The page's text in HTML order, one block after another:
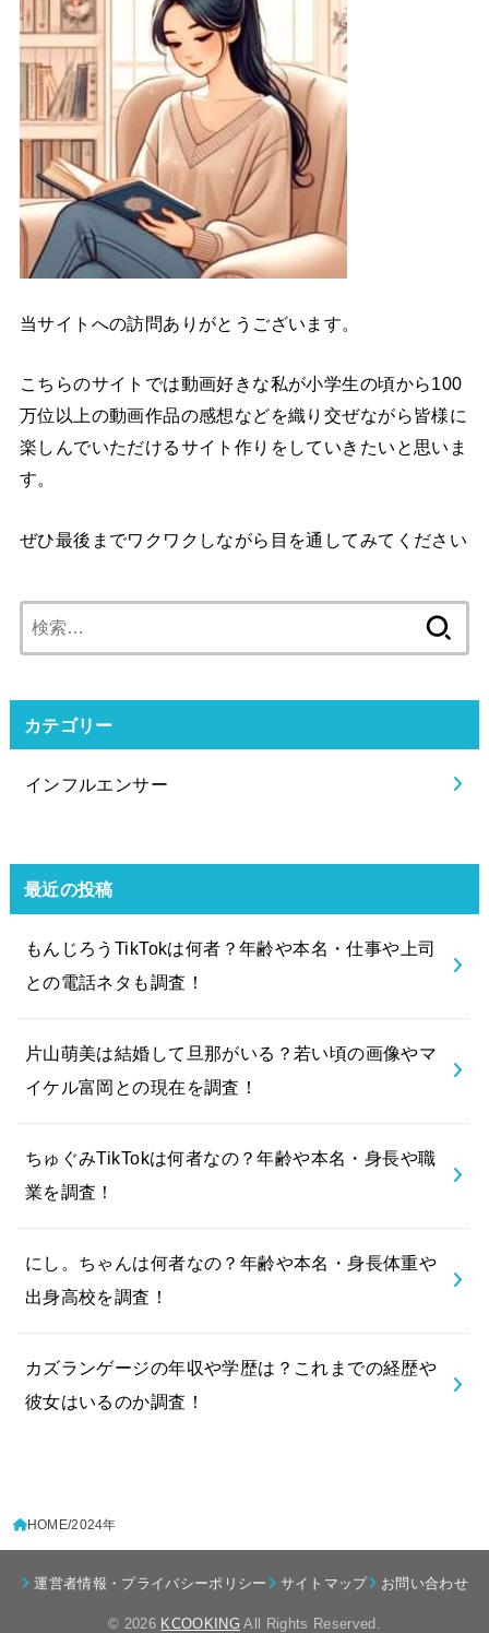
当サイトへの訪問ありがとうございます。
こちらのサイトでは動画好きな私が小学生の頃から100
万位以上の動画作品の感想などを織り交ぜながら皆様に
楽しんでいただけるサイト作りをしていきたいと思いま
す。
ぜひ最後までワクワクしながら目を通してみてください
索:
カテゴリー
インフルエンサー
最近の投稿
もんじろうTikTokは何者？年齢や本名・仕事や上司
との電話ネタも調査！
片山萌美は結婚して旦那がいる？若い頃の画像やマ
イケル富岡との現在を調査！
ちゅぐみTikTokは何者なの？年齢や本名・身長や職
業を調査！
にし。ちゃんは何者なの？年齢や本名・身長体重や
出身高校を調査！
カズランゲージの年収や学歴は？これまでの経歴や
彼女はいるのか調査！
HOME 2024年
運営者情報・プライバシーポリシー サイトマップ お問い合わせ
© 2026 KCOOKING All Rights Reserved.